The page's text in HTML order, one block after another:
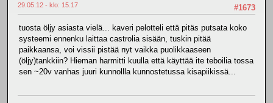
#1673
29.05.12 - klo: 15.17
tuosta öljy asiasta vielä... kaveri pelotteli että pitäs putsata koko
systeemi ennenku laittaa castrolia sisään, tuskin pitää
paikkaansa, voi vissii pistää nyt vaikka puolikkaaseen
(öljy)tankkiin? Hieman harmitti kuulla että käyttää ite teboilia tossa
sen ~20v vanhas juuri kunnollla kunnostetussa kisapiikissä...